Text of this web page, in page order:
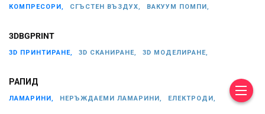
КОМПРЕСОРИ, СГЪСТЕН ВЪЗДУХ, ВАКУУМ ПОМПИ,
3DBGPRINT
3D ПРИНТИРАНЕ, 3D СКАНИРАНЕ, 3D МОДЕЛИРАНЕ,
РАПИД
ЛАМАРИНИ, НЕРЪЖДАЕМИ ЛАМАРИНИ, ЕЛЕКТРОДИ,